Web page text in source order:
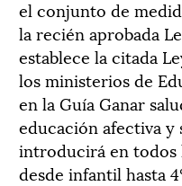
el conjunto de
la recién aprobada
establece la citada
los ministerios de
en la Guía Ganar
educación afectiva y
introducirá en todos
desde infantil hasta